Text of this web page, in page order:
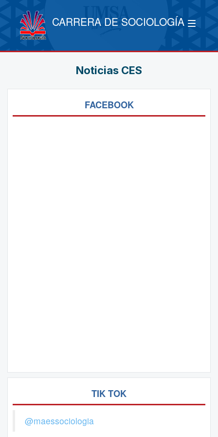
CARRERA DE SOCIOLOGÍA
Noticias CES
FACEBOOK
TIK TOK
@maessociologia